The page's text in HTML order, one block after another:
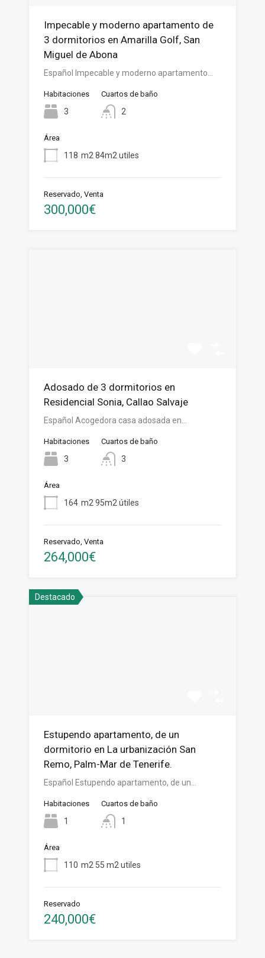
Impecable y moderno apartamento de
3 dormitorios en Amarilla Golf, San
Miguel de Abona
Español Impecable y moderno apartamento…
Habitaciones
3
Cuartos de baño
2
Área
118 m2 84m2 utiles
Reservado, Venta
300,000€
Adosado de 3 dormitorios en
Residencial Sonia, Callao Salvaje
Español Acogedora casa adosada en…
Habitaciones
3
Cuartos de baño
3
Área
164 m2 95m2 útiles
Reservado, Venta
264,000€
Destacado
Estupendo apartamento, de un
dormitorio en La urbanización San
Remo, Palm-Mar de Tenerife.
Español Estupendo apartamento, de un…
Habitaciones
1
Cuartos de baño
1
Área
110 m2 55 m2 utiles
Reservado
240,000€